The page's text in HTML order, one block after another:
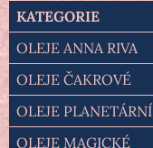
KATEGORIE
OLEJE ANNA RIVA
OLEJE ČAKROVÉ
OLEJE PLANETÁRNÍ
OLEJE MAGICKÉ